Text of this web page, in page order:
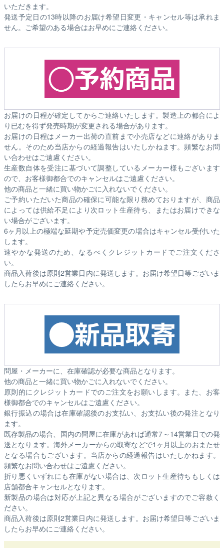
いただきます。
発送予定日の13時以降のお届け希望日変更・キャンセル等は承れま
せん。ご希望のある場合はお早めにご連絡ください。
お届けの日程が確定してからご連絡いたします。製造上の都合によ
り已むを得ず発売時期が変更される場合があります。
お届けの日程はメーカー出荷の直前まで小売店などに連絡がありま
せん。そのため当店からの経過報告はいたしかねます。頻繁なお問
い合わせはご遠慮ください。
生産数自体を受注に基づいて調整しているメーカー様もございます
ので、お客様御都合でのキャンセルはご遠慮ください。
他の商品と一緒に買い物かごに入れないでください。
ご予約いただいた商品の確保に可能な限り務めておりますが、商品
によっては供給不足により次ロット生産待ち、またはお届けできな
い場合がございます。
6ヶ月以上の極端な延期や予定売価変更の場合はキャンセル受付いた
します。
速やかな発送のため、なるべくクレジットカードでご注文くださ
い。
商品入荷後は原則2営業日内に発送します。お届け希望日等ございま
したらお早めにご連絡ください。
問屋・メーカーに、在庫確認が必要な商品となります。
他の商品と一緒に買い物かごに入れないでください。
原則的にクレジットカードでのご注文をお願いします。また、お客
様御都合でのキャンセルはご遠慮ください。
銀行振込の場合は在庫確認後のお支払い、お支払い後の発注となり
ます。
既存製品の場合、国内の問屋に在庫があれば通常7～14営業日での発
送となります。海外メーカーからの取寄などで1ヶ月以上のおまたせ
となる場合もございます。 当店からの経過報告はいたしかねます。
頻繁なお問い合わせはご遠慮ください。
折り悪くいずれにも在庫がない場合は、次ロット生産待ちもしくは
店舗都合キャンセルとなります。
新製品の場合は対応が上記と異なる場合がございますのでご容赦く
ださい。
商品入荷後は原則2営業日内に発送します。お届け希望日等ございま
したらお早めにご連絡ください。